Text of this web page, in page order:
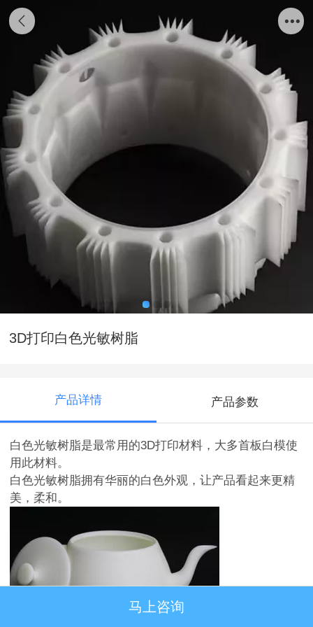
3D打印白色光敏树脂
产品详情 产品参数
白色光敏树脂是最常用的3D打印材料，大多首板白模使
用此材料。
白色光敏树脂拥有华丽的白色外观，让产品看起来更精
美，柔和。
马上咨询